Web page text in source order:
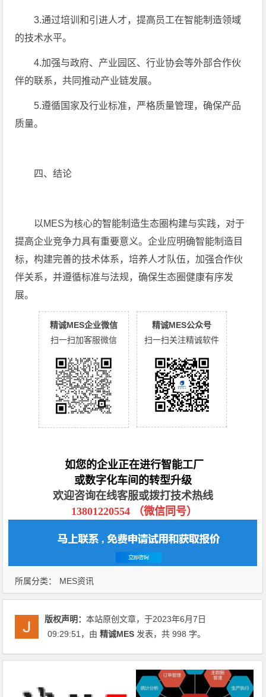
所属分类： MES资讯
3.通过培训和引进人才，提高员工在智能制造领域
的技术水平。
4.加强与政府、产业园区、行业协会等外部合作伙
伴的联系，共同推动产业链发展。
5.遵循国家及行业标准，严格质量管理，确保产品
质量。
四、结论
以MES为核心的智能制造生态圈构建与实践，对于
提高企业竞争力具有重要意义。企业应明确智能制造目
标，构建完善的技术体系，培养人才队伍，加强合作伙
伴关系，并遵循标准与法规，确保生态圈健康有序发
展。
精诚MES企业微信
扫一扫加客服微信
精诚MES公众号
扫一扫关注精诚软件
如您的企业正在进行智能工厂
或数字化车间的转型升级
欢迎咨询在线客服或拨打技术热线
13801220554 （微信同号）
版权声明：本站原创文章，于2023年6月7日
09:29:51 ，由精诚MES 发表，共 998 字。